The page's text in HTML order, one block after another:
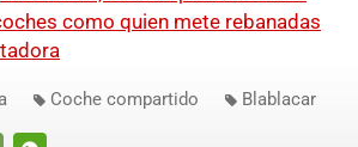
como quien mete rebanadas
Coche compartido Blablacar